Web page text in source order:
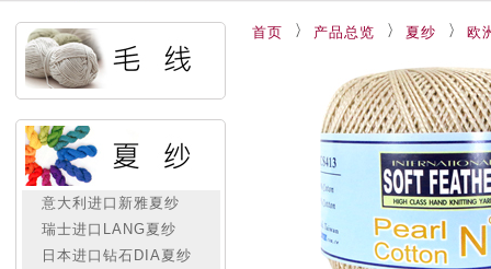
意大利进口新雅夏纱
瑞士进口LANG夏纱
日本进口钻石DIA夏纱
首页 产品总览 夏纱 欧